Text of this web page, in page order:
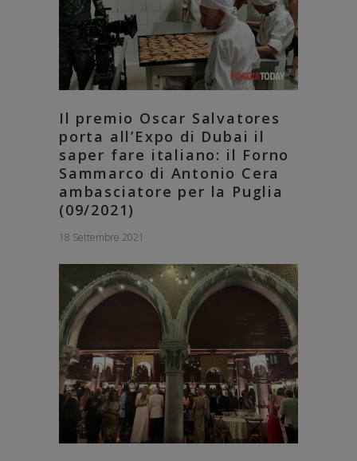
Il premio Oscar Salvatores
porta all’Expo di Dubai il
saper fare italiano: il Forno
Sammarco di Antonio Cera
ambasciatore per la Puglia
(09/2021)
18 Settembre 2021